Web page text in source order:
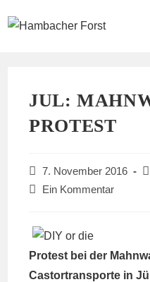
Inhalt
JUL:
PROTEST
Beitrag
veröffentlicht:
7. November 2016
Beitrags-
Ein Kommentar
Protest bei der
Castortransporte in